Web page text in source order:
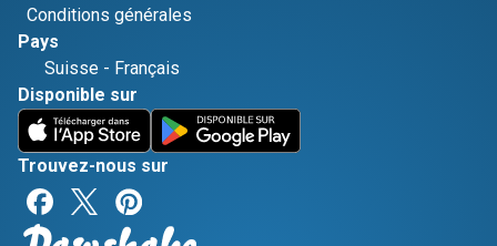
Conditions générales
Pays
Suisse - Français
Disponible sur
Trouvez-nous sur